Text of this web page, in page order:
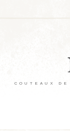
COUTEAUX